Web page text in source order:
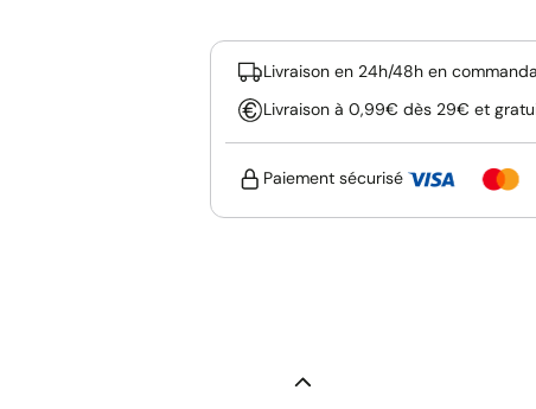
Livraison en 24h/48h en
Livraison à 0,99€ dès 29€ et
Paiement sécurisé